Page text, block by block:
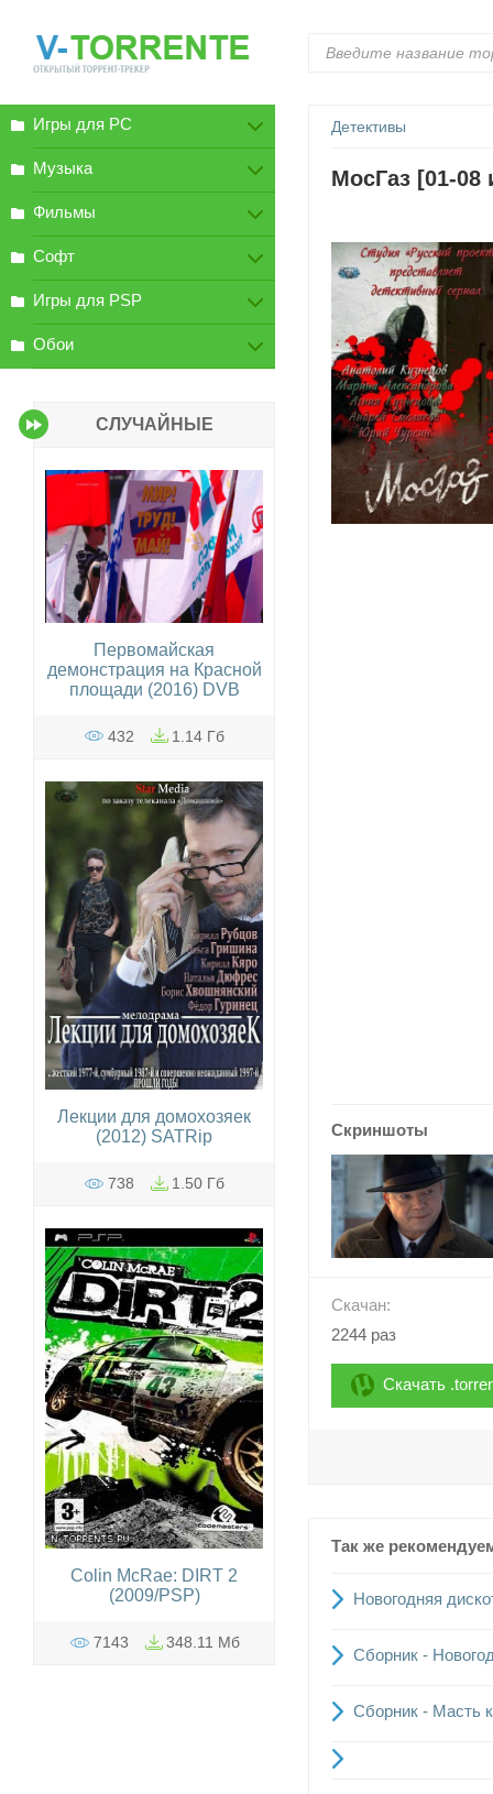
Детективы
МосГаз [01-08
Скриншоты
Скачан:
2244 раз
Скачать
Так же
Новогодняя
Сборник -
Сборник - Масть
Игры для PC
Музыка
Фильмы
Софт
Игры для PSP
Обои
СЛУЧАЙНЫЕ
Первомайская
демонстрация на Красной
площади (2016) DVB
432 1.14 Гб
Лекции для домохозяек
(2012) SATRip
738 1.50 Гб
Colin McRae: DIRT 2
(2009/PSP)
7143 348.11 Мб